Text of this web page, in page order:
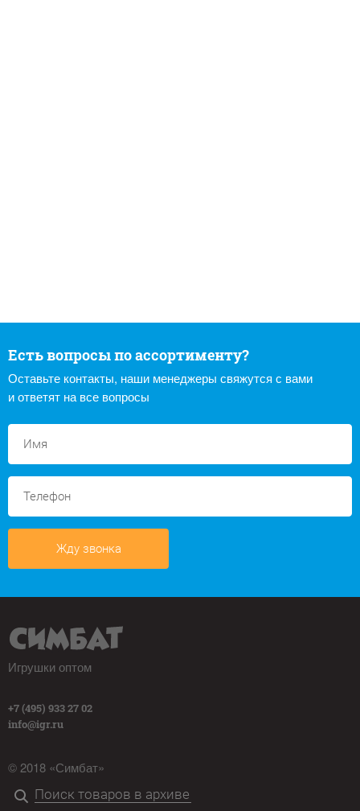
Есть вопросы по ассортименту?
Оставьте контакты, наши менеджеры свяжутся с вами
и ответят на все вопросы
Жду звонка
Игрушки оптом
+7 (495) 933 27 02
info@igr.ru
© 2018 «Симбат»